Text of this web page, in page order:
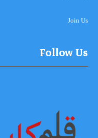
Join Us
Follow Us